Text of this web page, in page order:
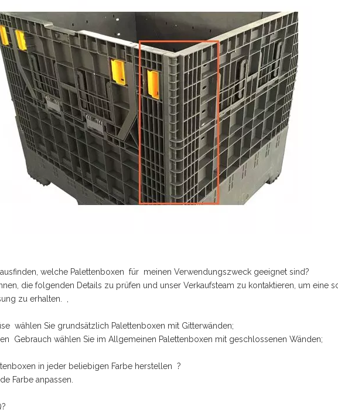
welche Palettenboxen für meinen Verwendungszweck geeignet sind?
die folgenden Details zu prüfen und unser Verkaufsteam zu kontaktieren, um eine
zu erhalten. ,
wählen Sie grundsätzlich Palettenboxen mit Gitterwänden;
Gebrauch wählen Sie im Allgemeinen Palettenboxen mit geschlossenen Wänden;
in jeder beliebigen Farbe herstellen ?
Farbe anpassen.